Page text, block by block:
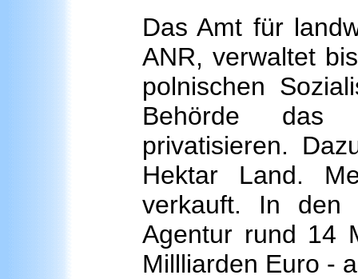
Das Amt für
ANR, verwaltet
polnischen
Behörde das
privatisieren.
Hektar Land.
verkauft. In den
Agentur rund 14
Millliarden Euro -